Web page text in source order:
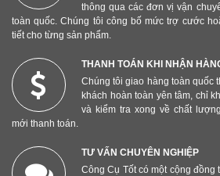
thông qua các đơn vị vận
toàn quốc. Chúng tôi công bố mức trợ cước
tiết cho từng sản phẩm.
THANH TOÁN KHI NHẬN
Chúng tôi giao hàng toàn quốc
khách hoàn toàn yên tâm, chỉ
và kiểm tra xong về chất
mới thanh toán.
TƯ VẤN CHUYÊN NGHIỆP
Công Cụ Tốt có một cộng